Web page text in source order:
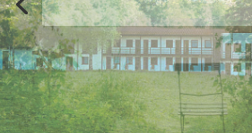
Freiheit,eine Wahl
Moshé Feldenkrais